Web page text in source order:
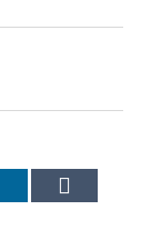
LinkedIn